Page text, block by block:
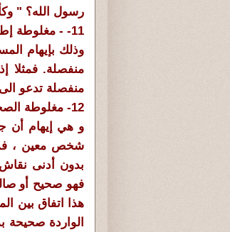
رسول الله؟ "
11- - مغلوطة إطلاق صحة العموم على التفصيل Fallacy Of The General Rule
وذلك بإيهام
منفصلة. فمثلا
منفصلة تدعو
12- مغلوطة الصحة بالتزكية Genetic Fallacy
و هي إيهام أن
شخص معين ،
بدون أدنى
فهو صحيح أو
هذا اتفاق بين
الواردة صحيحة